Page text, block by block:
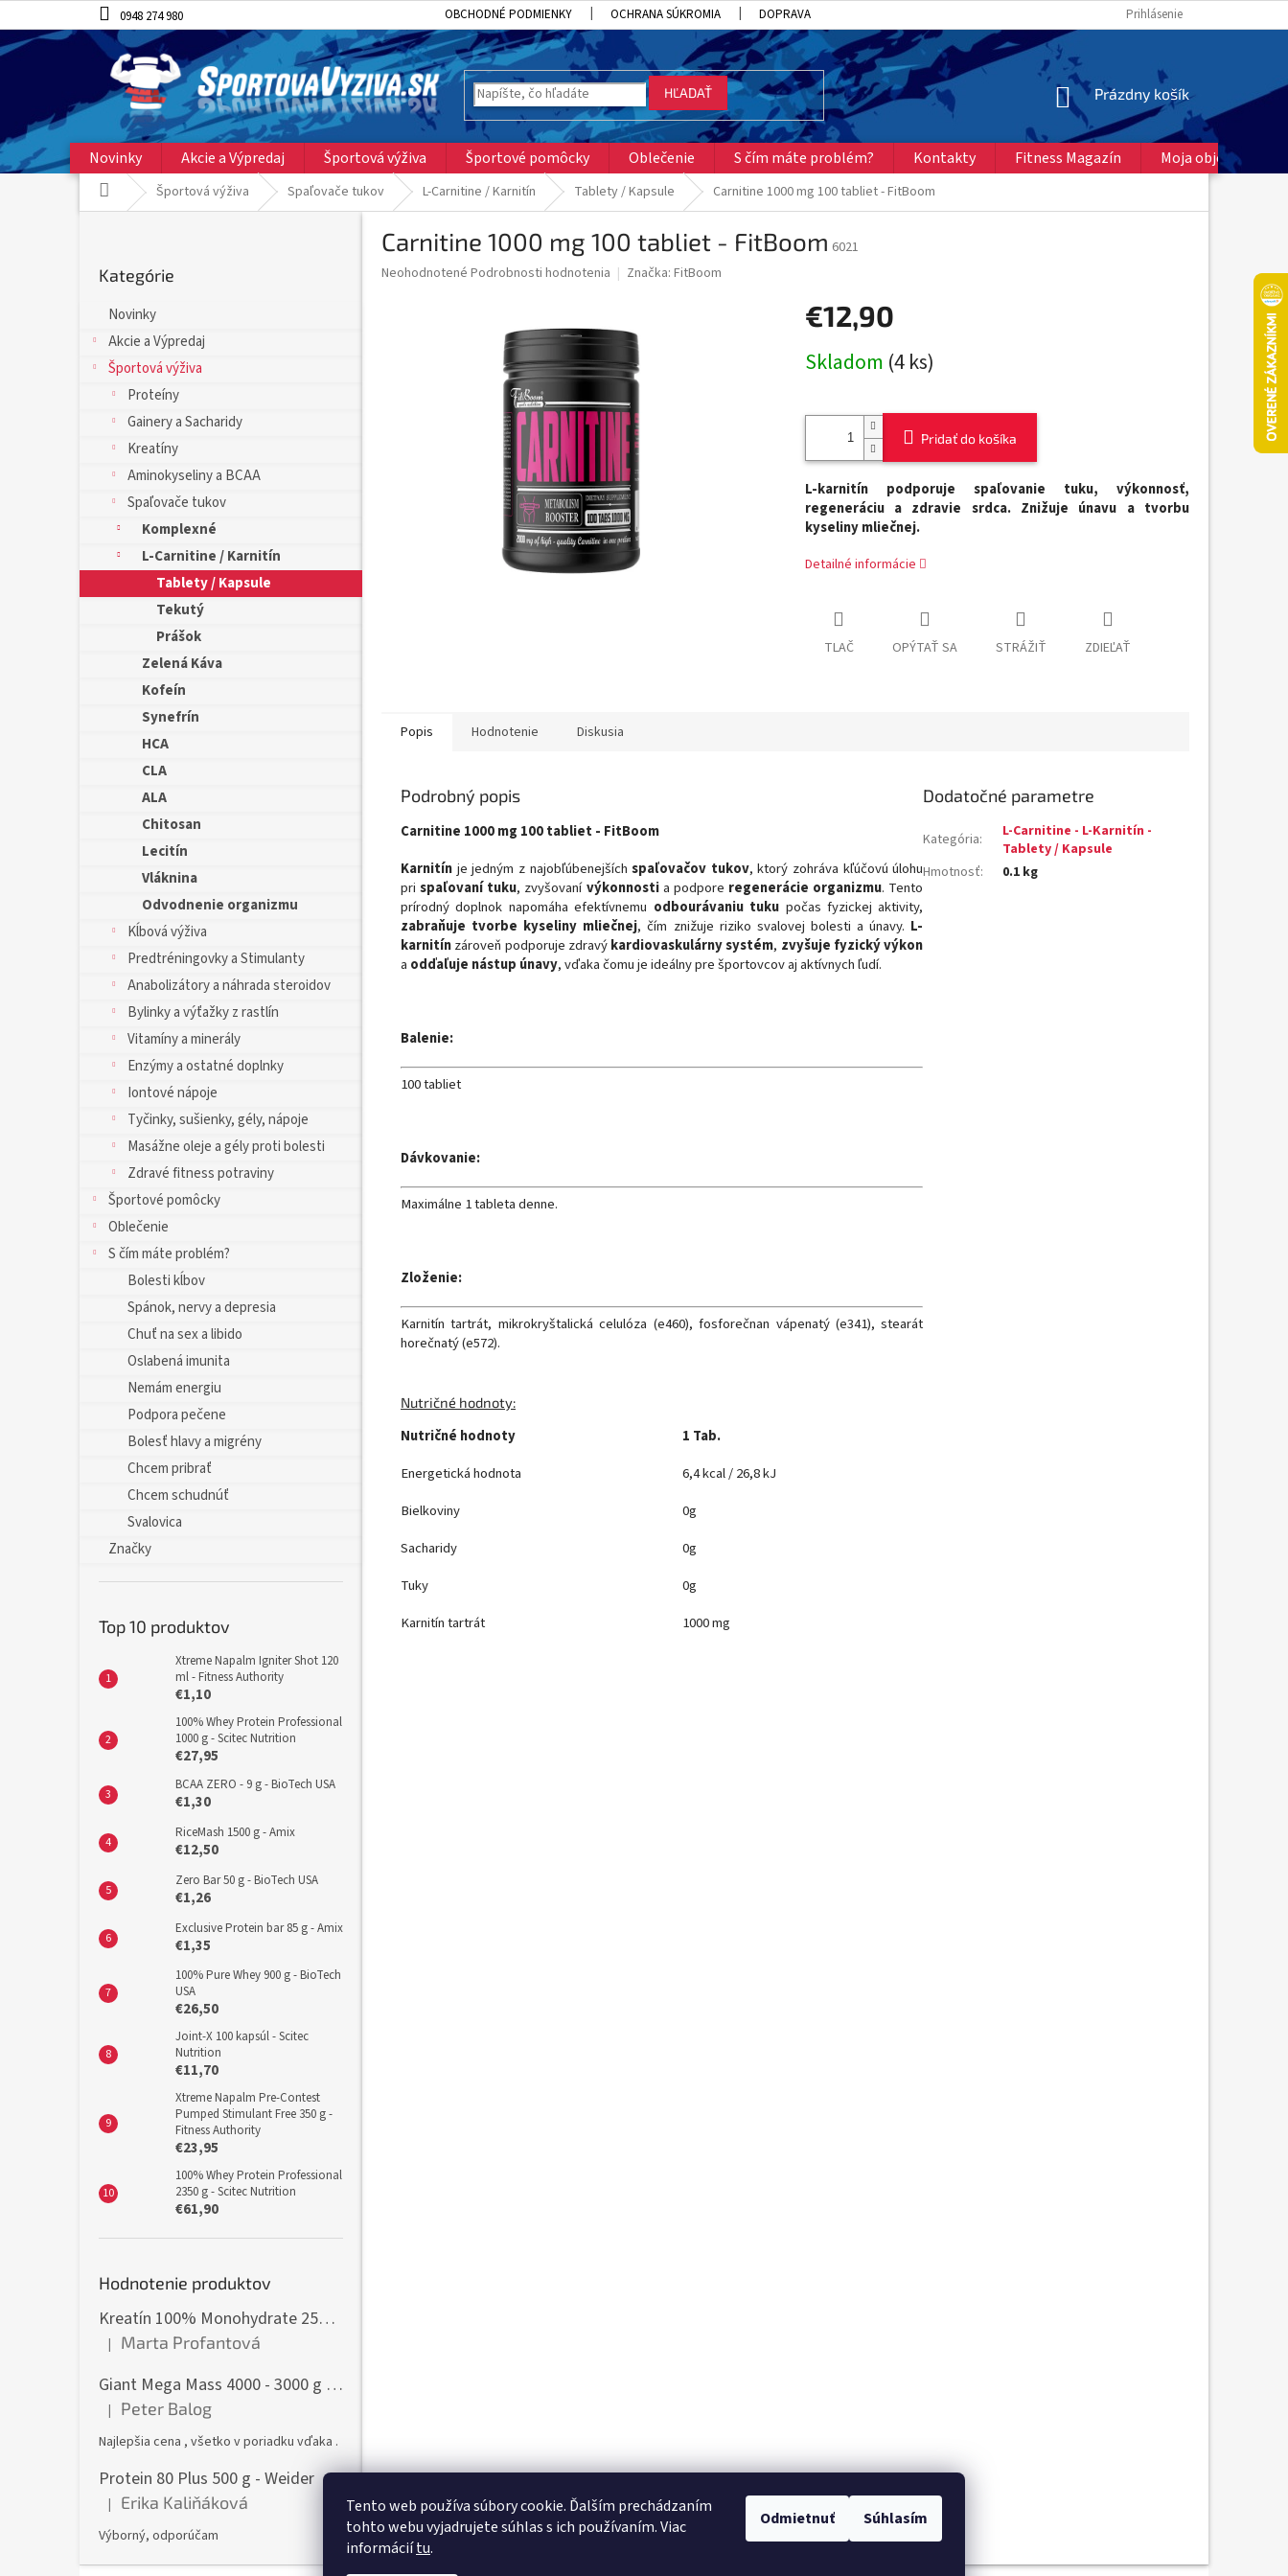
Tento web používa súbory cookie. Ďalším prechádzaním
tohto webu vyjadrujete súhlas s ich používaním. Viac
informáciítu.
Odmietnuť Súhlasím
na
obsah
0948 274 980 OBCHODNÉ PODMIENKY OCHRANA SÚKROMIA DOPRAVA Prihlásenie
HĽADAŤ
NÁKUPNÝ
KOŠÍK
Prázdny košík
Novinky Akcie a Výpredaj Športová výživa Športové pomôcky Oblečenie S čím máte problém? Kontakty Fitness Magazín Moja objednávka
DomovŠportová výživa Spaľovače tukov L-Carnitine / Karnitín Tablety / Kapsule Carnitine 1000 mg 100 tabliet - FitBoom
kategórie
Kategórie
Novinky
Akcie a Výpredaj
Športová výživa
Proteíny
Gainery a Sacharidy
Kreatíny
Aminokyseliny a BCAA
Spaľovače tukov
Komplexné
L-Carnitine / Karnitín
Tablety / Kapsule
Tekutý
Prášok
Zelená Káva
Kofeín
Synefrín
HCA
CLA
ALA
Chitosan
Lecitín
Vláknina
Odvodnenie organizmu
Kĺbová výživa
Predtréningovky a Stimulanty
Anabolizátory a náhrada steroidov
Bylinky a výťažky z rastlín
Vitamíny a minerály
Enzýmy a ostatné doplnky
Iontové nápoje
Tyčinky, sušienky, gély, nápoje
Masážne oleje a gély proti bolesti
Zdravé fitness potraviny
Športové pomôcky
Oblečenie
S čím máte problém?
Bolesti kĺbov
Spánok, nervy a depresia
Chuť na sex a libido
Oslabená imunita
Nemám energiu
Podpora pečene
Bolesť hlavy a migrény
Chcem pribrať
Chcem schudnúť
Svalovica
Značky
Top 10 produktov
Xtreme Napalm Igniter Shot 120
ml - Fitness Authority
€1,10
100% Whey Protein Professional
1000 g - Scitec Nutrition
€27,95
BCAA ZERO - 9 g - BioTech USA
€1,30
RiceMash 1500 g - Amix
€12,50
Zero Bar 50 g - BioTech USA
€1,26
Exclusive Protein bar 85 g - Amix
€1,35
100% Pure Whey 900 g - BioTech
USA
€26,50
Joint-X 100 kapsúl - Scitec
Nutrition
€11,70
Xtreme Napalm Pre-Contest
Pumped Stimulant Free 350 g -
Fitness Authority
€23,95
100% Whey Protein Professional
2350 g - Scitec Nutrition
€61,90
Hodnotenie produktov
Kreatín 100% Monohydrate 250 g - GymBeam
Hodnotenie produktu je 5 z 5 hviezdičiek.
| Marta Profantová
Giant Mega Mass 4000 - 3000 g - Weider
Hodnotenie produktu je 5 z 5 hviezdičiek.
| Peter Balog
Najlepšia cena , všetko v poriadku vďaka .
Protein 80 Plus 500 g - Weider
Hodnotenie produktu je 5 z 5 hviezdičiek.
| Erika Kaliňáková
Výborný, odporúčam
Carnitine 1000 mg 100 tabliet - FitBoom 6021
Priemerné
Neohodnotené Podrobnosti hodnotenia Značka: FitBoom
€12,90
cena:
Skladom (4 ks)
Pridať do košíka
L-karnitín podporuje spaľovanie tuku, výkonnosť,
regeneráciu a zdravie srdca. Znižuje únavu a tvorbu
kyseliny mliečnej.
Detailné informácie
TLAČ OPÝTAŤ SA STRÁŽIŤ ZDIEĽAŤ
Popis Hodnotenie Diskusia
Podrobný popis
Carnitine 1000 mg 100 tabliet - FitBoom
Karnitín je jedným z najobľúbenejšíchspaľovačov tukov, ktorý zohráva kľúčovú úlohu
prispaľovaní tuku, zvyšovanívýkonnostia podpore regenerácie organizmu. Tento
prírodný doplnok napomáha efektívnemu odbourávaniu tuku počas fyzickej aktivity,
zabraňuje tvorbe kyseliny mliečnej, čím znižuje riziko svalovej bolesti a únavy. L-
karnitínzároveň podporuje zdravýkardiovaskulárny systém, zvyšuje fyzický výkon
a odďaľuje nástup únavy, vďaka čomu je ideálny pre športovcov aj aktívnych ľudí.
Balenie:
100 tabliet
Dávkovanie:
Maximálne 1 tableta denne.
Zloženie:
Karnitín tartrát, mikrokryštalická celulóza (e460), fosforečnan vápenatý (e341), stearát
horečnatý (e572).
Nutričné hodnoty:
Nutričné hodnoty
1 Tab.
Energetická hodnota
6,4 kcal / 26,8 kJ
Bielkoviny
0g
Sacharidy
0g
Tuky
0g
Karnitín tartrát
1000 mg
Dodatočné parametre
Kategória:
L-Carnitine - L-Karnitín -
Tablety / Kapsule
Hmotnosť: 0.1 kg